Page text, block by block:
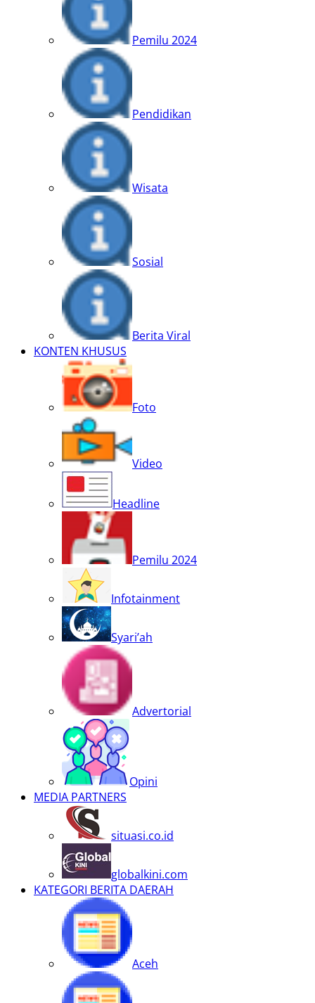
Pemilu 2024
Pendidikan
Wisata
Sosial
Berita Viral
KONTEN KHUSUS
Foto
Video
Headline
Pemilu 2024
Infotainment
Syari’ah
Advertorial
Opini
MEDIA PARTNERS
situasi.co.id
globalkini.com
KATEGORI BERITA DAERAH
Aceh